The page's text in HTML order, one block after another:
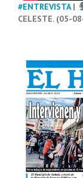
#ENTREVISTA|
CELESTE. (05-